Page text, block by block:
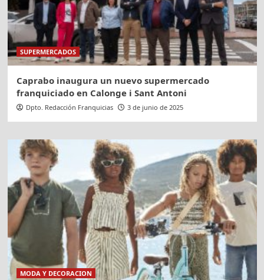
SUPERMERCADOS
Caprabo inaugura un nuevo supermercado
franquiciado en Calonge i Sant Antoni
Dpto. Redacción Franquicias 3 de junio de 2025
MODA Y DECORACION